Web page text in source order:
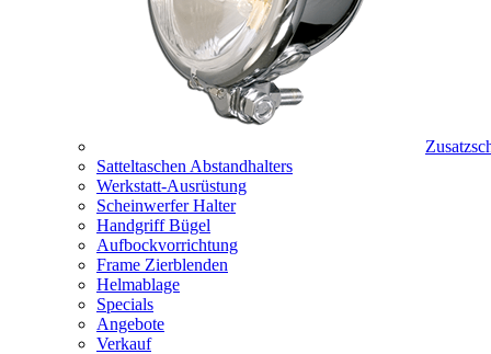
Satteltaschen Abstandhalters
Werkstatt-Ausrüstung
Scheinwerfer Halter
Handgriff Bügel
Aufbockvorrichtung
Frame Zierblenden
Helmablage
Specials
Angebote
Verkauf